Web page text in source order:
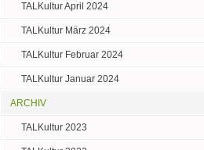
TALKultur April 2024
TALKultur März 2024
TALKultur Februar 2024
TALKultur Januar 2024
ARCHIV
TALKultur 2023